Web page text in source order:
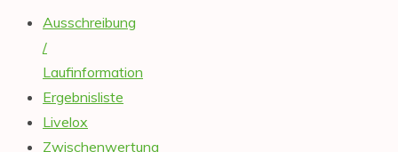
Ausschreibung
/
Laufinformation
Ergebnisliste
Livelox
Zwischenwertung